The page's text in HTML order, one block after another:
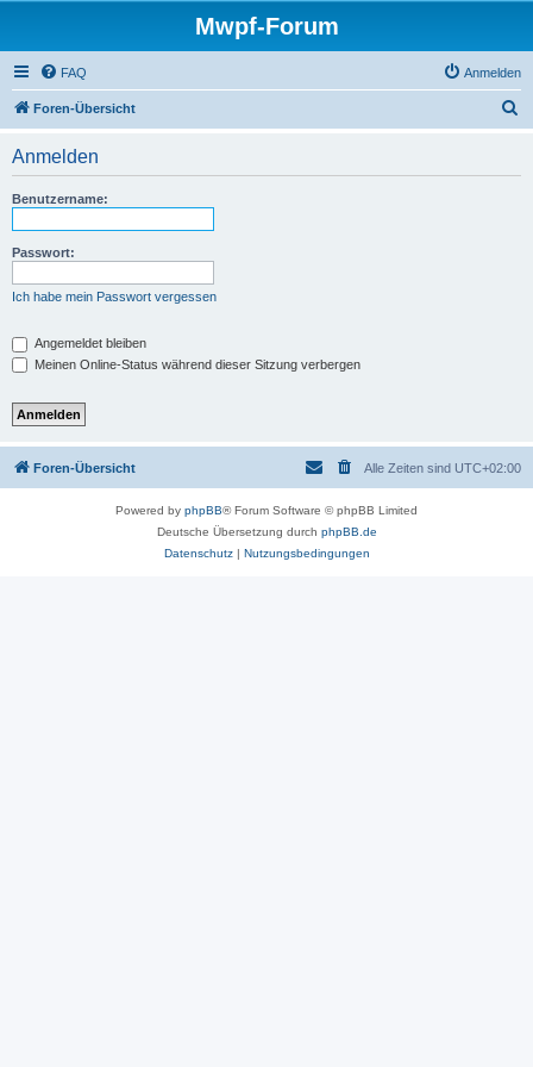
Mwpf-Forum
FAQ Anmelden
Foren-Übersicht
Anmelden
Benutzername:
Passwort:
Ich habe mein Passwort vergessen
Angemeldet bleiben
Meinen Online-Status während dieser Sitzung verbergen
Foren-Übersicht Alle Zeiten sind UTC+02:00
Powered by phpBB® Forum Software © phpBB Limited
Deutsche Übersetzung durch phpBB.de
Datenschutz| Nutzungsbedingungen